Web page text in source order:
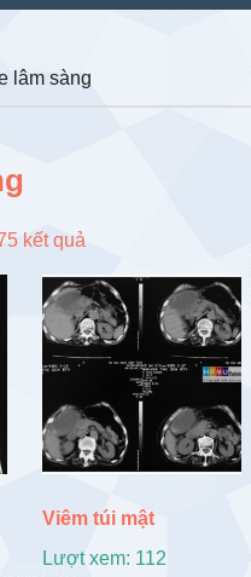
lâm sàng
kết quả
xếp
theo
mới
Viêm túi mật
Lượt xem: 112